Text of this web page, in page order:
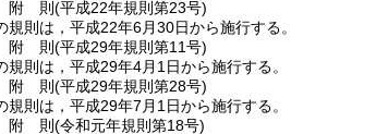
附 則(平成22年規則第23号)
規則は，平成22年6月30日から施行する。
附 則(平成29年規則第11号)
規則は，平成29年4月1日から施行する。
附 則(平成29年規則第28号)
規則は，平成29年7月1日から施行する。
附 則(令和元年規則第18号)